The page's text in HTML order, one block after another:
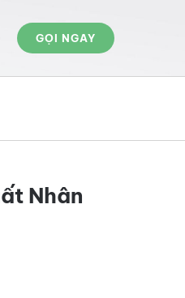
GỌI NGAY
Nhân